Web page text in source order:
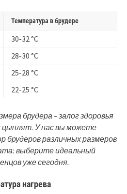
Температура в брудере
30-32 °C
28-30 °C
25-28 °C
22-25 °C
брудера – залог здоровья
цыплят. У нас вы можете
брудеров различных размеров
выберите идеальный
уже сегодня.
нагрева